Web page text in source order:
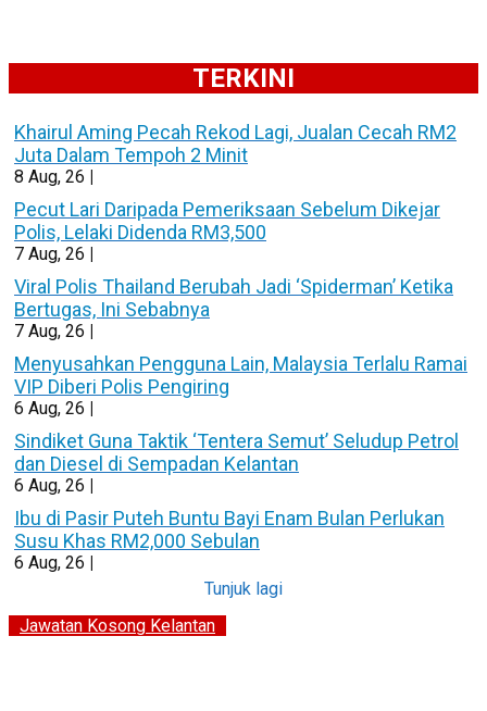
TERKINI
Khairul Aming Pecah Rekod Lagi, Jualan Cecah RM2
Juta Dalam Tempoh 2 Minit
8 Aug, 26 |
Pecut Lari Daripada Pemeriksaan Sebelum Dikejar
Polis, Lelaki Didenda RM3,500
7 Aug, 26 |
Viral Polis Thailand Berubah Jadi ‘Spiderman’ Ketika
Bertugas, Ini Sebabnya
7 Aug, 26 |
Menyusahkan Pengguna Lain, Malaysia Terlalu Ramai
VIP Diberi Polis Pengiring
6 Aug, 26 |
Sindiket Guna Taktik ‘Tentera Semut’ Seludup Petrol
dan Diesel di Sempadan Kelantan
6 Aug, 26 |
Ibu di Pasir Puteh Buntu Bayi Enam Bulan Perlukan
Susu Khas RM2,000 Sebulan
6 Aug, 26 |
Tunjuk lagi
Jawatan Kosong Kelantan